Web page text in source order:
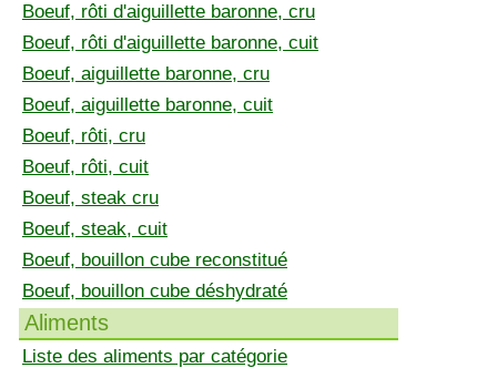
Boeuf, rôti d'aiguillette baronne, cru
Boeuf, rôti d'aiguillette baronne, cuit
Boeuf, aiguillette baronne, cru
Boeuf, aiguillette baronne, cuit
Boeuf, rôti, cru
Boeuf, rôti, cuit
Boeuf, steak cru
Boeuf, steak, cuit
Boeuf, bouillon cube reconstitué
Boeuf, bouillon cube déshydraté
Aliments
Liste des aliments par catégorie